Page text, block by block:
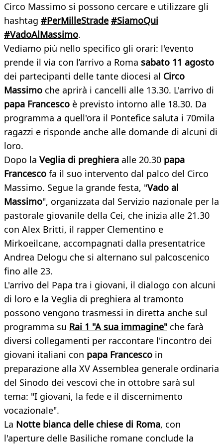
Circo Massimo si possono cercare e utilizzare gli
hashtag #PerMilleStrade #SiamoQui
#VadoAlMassimo.
Vediamo più nello specifico gli orari: l'evento
prende il via con l’arrivo a Roma sabato 11 agosto
dei partecipanti delle tante diocesi al Circo
Massimo che aprirà i cancelli alle 13.30. L'arrivo di
papa Francesco è previsto intorno alle 18.30. Da
programma a quell'ora il Pontefice saluta i 70mila
ragazzi e risponde anche alle domande di alcuni di
loro.
Dopo la Veglia di preghiera alle 20.30 papa
Francesco fa il suo intervento dal palco del Circo
Massimo. Segue la grande festa, "Vado al
Massimo", organizzata dal Servizio nazionale per la
pastorale giovanile della Cei, che inizia alle 21.30
con Alex Britti, il rapper Clementino e
Mirkoeilcane, accompagnati dalla presentatrice
Andrea Delogu che si alternano sul palcoscenico
fino alle 23.
L'arrivo del Papa tra i giovani, il dialogo con alcuni
di loro e la Veglia di preghiera al tramonto
possono vengono trasmessi in diretta anche sul
programma su Rai 1 "A sua immagine" che farà
diversi collegamenti per raccontare l'incontro dei
giovani italiani con papa Francesco in
preparazione alla XV Assemblea generale ordinaria
del Sinodo dei vescovi che in ottobre sarà sul
tema: "I giovani, la fede e il discernimento
vocazionale".
La Notte bianca delle chiese di Roma, con
l'aperture delle Basiliche romane conclude la